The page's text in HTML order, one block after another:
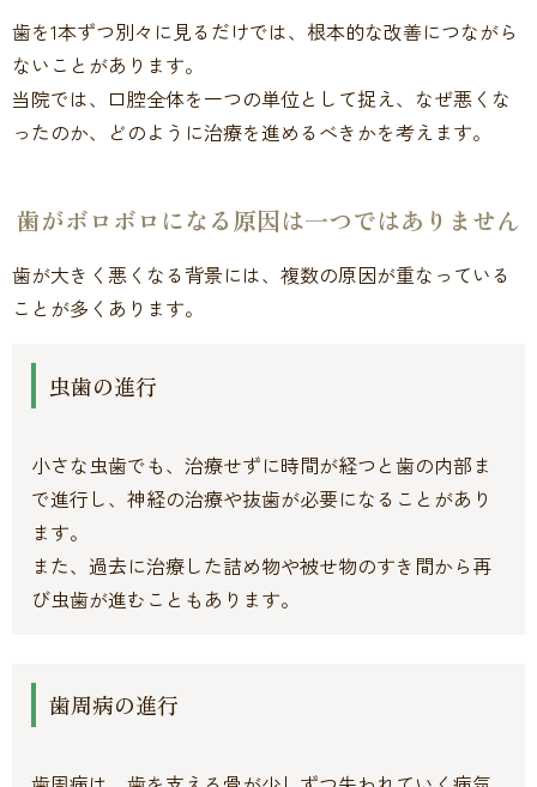
歯を1本ずつ別々に見るだけでは、根本的な改善につながら
ないことがあります。
当院では、口腔全体を一つの単位として捉え、なぜ悪くな
ったのか、どのように治療を進めるべきかを考えます。
歯がボロボロになる原因は一つではありません
歯が大きく悪くなる背景には、複数の原因が重なっている
ことが多くあります。
虫歯の進行
小さな虫歯でも、治療せずに時間が経つと歯の内部ま
で進行し、神経の治療や抜歯が必要になることがあり
ます。
また、過去に治療した詰め物や被せ物のすき間から再
び虫歯が進むこともあります。
歯周病の進行